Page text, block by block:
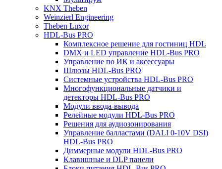
KNX Theben
Weinzierl Engineering
Theben Luxor
HDL-Bus PRO
Комплексное решение для гостиниц HDL
DMX и LED управление HDL-Bus PRO
Управление по ИК и аксессуары
Шлюзы HDL-Bus PRO
Системные устройства HDL-Bus PRO
Многофункциональные датчики и
детекторы HDL-Bus PRO
Модули ввода-вывода
Релейные модули HDL-Bus PRO
Решения для аудиозонирования
Управление балластами (DALI 0-10V DSI)
HDL-Bus PRO
Диммерные модули HDL-Bus PRO
Клавишные и DLP панели